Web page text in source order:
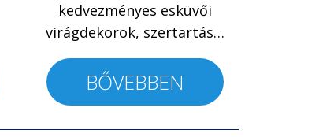
kedvezményes esküvői
virágdekorok, szertartás…
BŐVEBBEN